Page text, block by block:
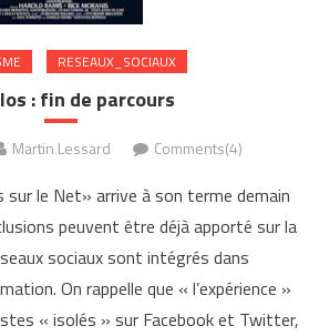
RESEAUX_SOCIAUX
: fin de parcours
Martin Lessard Comments(4)
sur le Net» arrive à son terme demain
peuvent être déjà apporté sur la
sociaux sont intégrés dans
On rappelle que « l’expérience »
« isolés » sur Facebook et Twitter,